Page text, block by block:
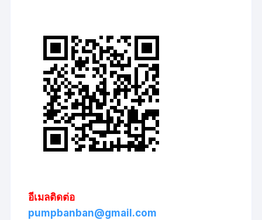
อีเมลติดต่อ
pumpbanban@gmail.com